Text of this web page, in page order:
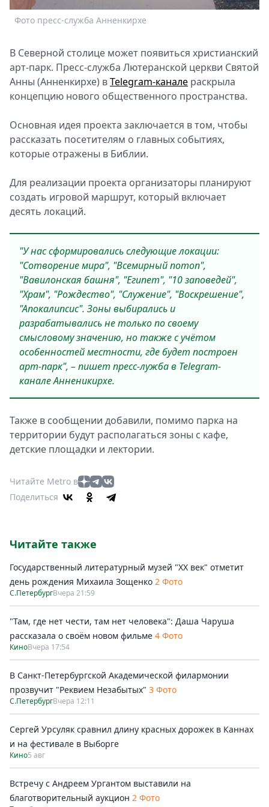
Спецпроекты
Звезды
2026
Скачай
Metro
Фото пресс-служба Анненкирхе
В Северной столице может появиться христианский
арт-парк. Пресс-служба Лютеранской церкви Святой
Анны (Анненкирхе) вTelegram-канале раскрыла
концепцию нового общественного пространства.
Основная идея проекта заключается в том, чтобы
рассказать посетителям о главных событиях,
которые отражены в Библии.
Для реализации проекта организаторы планируют
создать игровой маршрут, который включает
десять локаций.
"У нас сформировались следующие локации:
"Сотворение мира", "Всемирный потоп",
"Вавилонская башня", "Египет", "10 заповедей",
"Храм", "Рождество", "Служение", "Воскрешение",
"Апокалипсис". Зоны выбирались и
разрабатывались не только по своему
смысловому значению, но также с учётом
особенностей местности, где будет построен
арт-парк", – пишет пресс-лужба в Telegram-
канале Анненикирхе.
Также в сообщении добавили, помимо парка на
территории будут располагаться зоны с кафе,
детские площадки и лектории.
Читайте Metro в
Поделиться
Читайте также
Государственный литературный музей "ХХ век" отметит
день рождения Михаила Зощенко 2 Фото
С.ПетербургВчера 21:59
"Там, где нет чести, там нет человека": Даша Чаруша
рассказала о своём новом фильме 4 Фото
КиноВчера 17:54
В Санкт-Петербургской Академической филармонии
прозвучит "Реквием Незабытых" 3 Фото
С.ПетербургВчера 12:11
Сергей Урсуляк сравнил длину красных дорожек в Каннах
и на фестивале в Выборге
Кино5 авг
Встречу с Андреем Ургантом выставили на
благотворительный аукцион 2 Фото